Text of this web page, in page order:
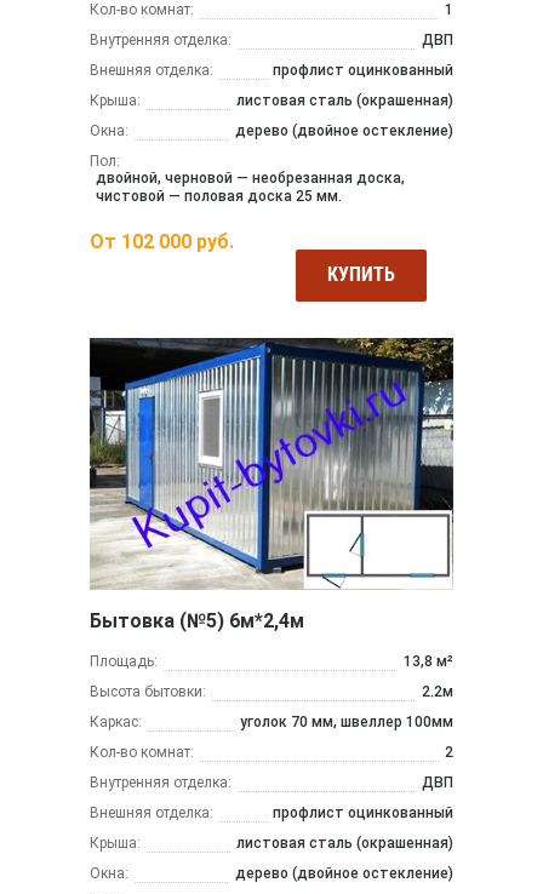
Кол-во комнат:
1
Внутренняя отделка:
ДВП
Внешняя отделка:
профлист оцинкованный
Крыша:
листовая сталь (окрашенная)
Окна:
дерево (двойное остекление)
Пол:
двойной, черновой — необрезанная доска,
чистовой — половая доска 25 мм.
От 102 000 руб.
КУПИТЬ
Бытовка (№5) 6м*2,4м
Площадь:
13,8 м²
Высота бытовки:
2.2м
Каркас:
уголок 70 мм, швеллер 100мм
Кол-во комнат:
2
Внутренняя отделка:
ДВП
Внешняя отделка:
профлист оцинкованный
Крыша:
листовая сталь (окрашенная)
Окна:
дерево (двойное остекление)